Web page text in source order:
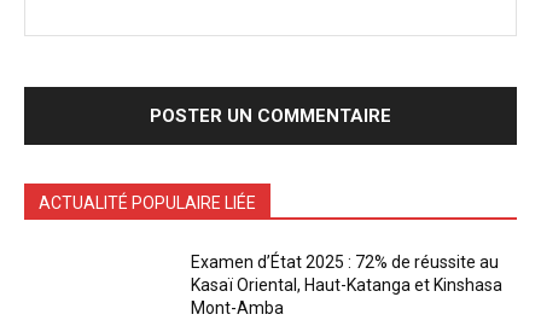
ACTUALITÉ POPULAIRE LIÉE
Examen d’État 2025 : 72% de réussite au
Kasaï Oriental, Haut-Katanga et Kinshasa
Mont-Amba